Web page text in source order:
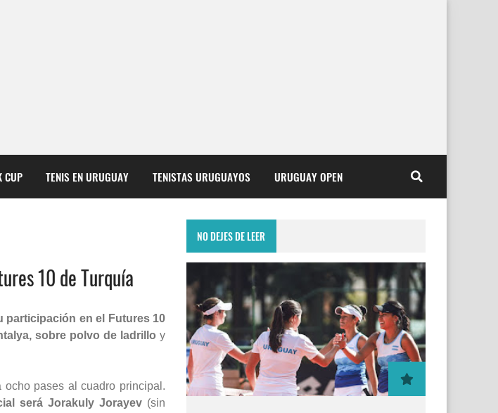
CUP TENIS EN URUGUAY TENISTAS URUGUAYOS URUGUAY OPEN
10 de Turquía
participación en el Futures 10
sobre polvo de ladrillo y
ocho pases al cuadro principal.
será Jorakuly Jorayev (sin
NO DEJES DE LEER